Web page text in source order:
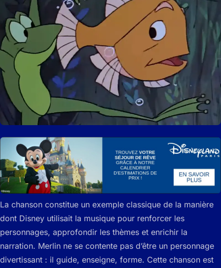
La chanson constitue un exemple classique de la manière
dont Disney utilisait la musique pour renforcer les
personnages, approfondir les thèmes et enrichir la
narration. Merlin ne se contente pas d’être un personnage
divertissant : il guide, enseigne, forme. Cette chanson est